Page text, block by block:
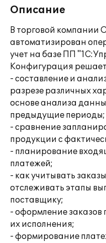
Описание
В торговой
автоматизирован
учет на базе ПП
Конфигурация
- составление и
разрезе различных
основе анализа
предыдущие периоды;
- сравнение
продукции с
- планирование
платежей;
- как учитывать
отслеживать этапы
поставщику;
- оформление заказов
их исполнения;
- формирование